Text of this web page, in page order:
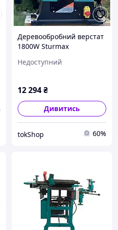
Деревообробний верстат
1800W Sturmax
Недоступний
12 294₴
Дивитись
tokShop 60%